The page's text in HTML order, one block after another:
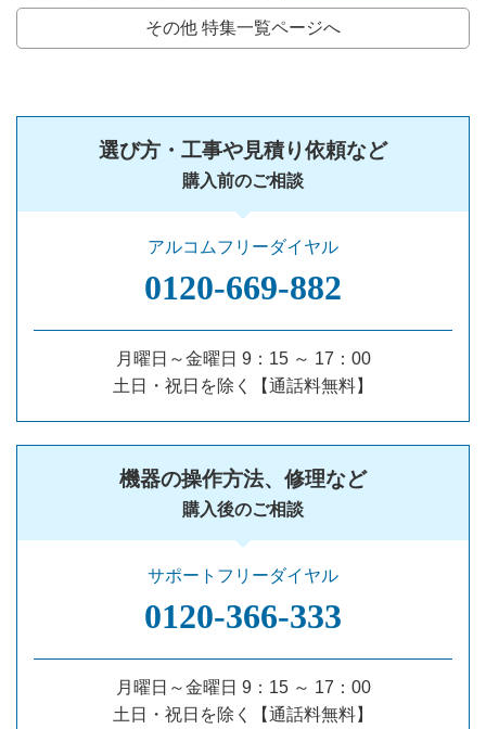
その他 特集一覧ページへ
選び方・工事や見積り依頼など
購入前のご相談
アルコムフリーダイヤル
0120‐669‐882
月曜日～金曜日 9：15 ～ 17：00
土日・祝日を除く【通話料無料】
機器の操作方法、修理など
購入後のご相談
サポートフリーダイヤル
0120‐366‐333
月曜日～金曜日 9：15 ～ 17：00
土日・祝日を除く【通話料無料】